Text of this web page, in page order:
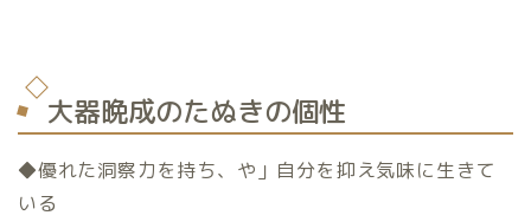
大器晩成のたぬきの個性
◆優れた洞察力を持ち、や」自分を抑え気味に生きて
いる